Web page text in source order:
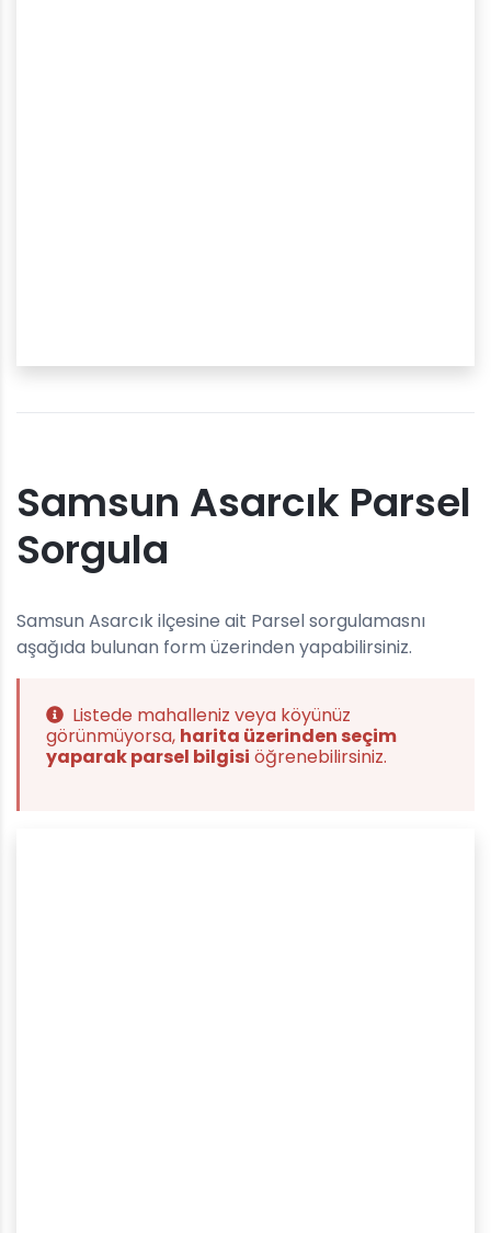
Samsun Asarcık Parsel
Sorgula
Samsun Asarcık ilçesine ait Parsel sorgulamasnı
aşağıda bulunan form üzerinden yapabilirsiniz.
Listede mahalleniz veya köyünüz
görünmüyorsa, harita üzerinden seçim
yaparak parsel bilgisi öğrenebilirsiniz.